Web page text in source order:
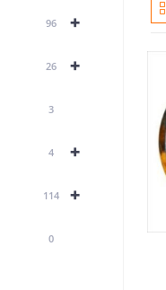
+
96
+
26
3
+
4
+
114
0